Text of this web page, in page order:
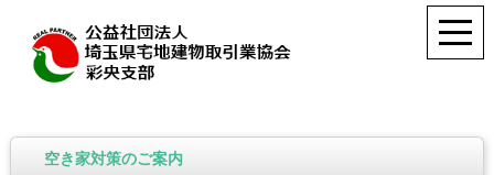
空き家対策のご案内